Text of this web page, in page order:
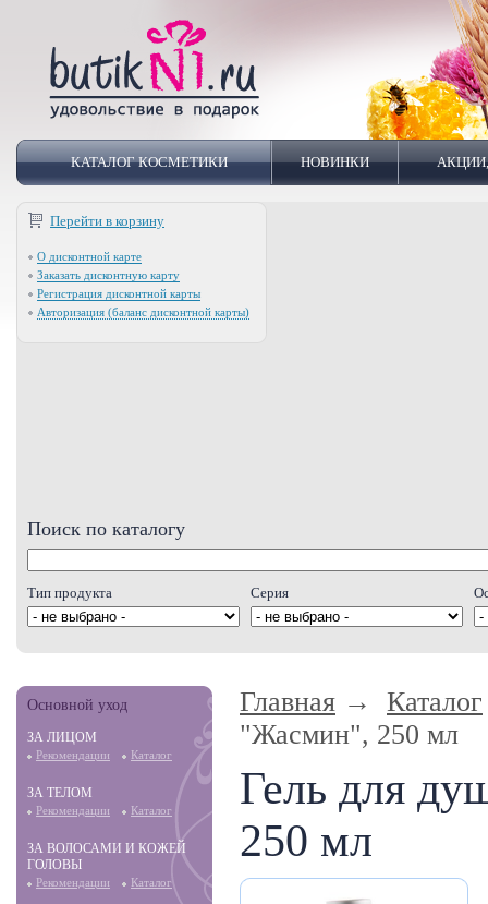
КАТАЛОГ КОСМЕТИКИ НОВИНКИ
Перейти в корзину
О дисконтной карте
Заказать дисконтную карту
Регистрация дисконтной карты
Авторизация (баланс дисконтной карты)
Поиск по каталогу
Тип продукта Серия
Основной уход
ЗА ЛИЦОМ
Рекомендации Каталог
ЗА ТЕЛОМ
Рекомендации Каталог
ЗА ВОЛОСАМИ И КОЖЕЙ
ГОЛОВЫ
Рекомендации Каталог
Главная → Каталог
"Жасмин", 250 мл
Гель для
250 мл